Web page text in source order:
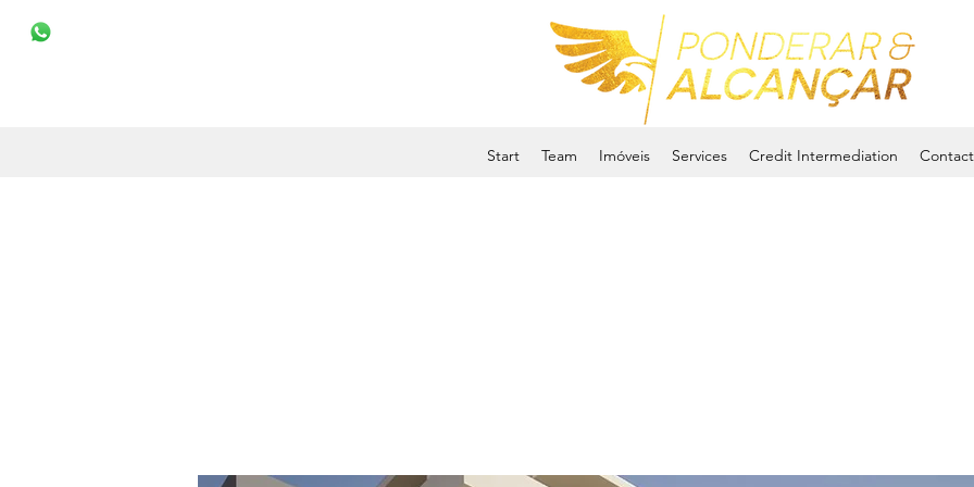
Start Team Imóveis Services Credit Intermediation Contact